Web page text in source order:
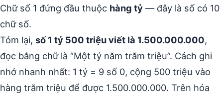
Chữ số 1 đứng đầu thuộc hàng tỷ — đây là số có 10
chữ số.
Tóm lại, số 1 tỷ 500 triệu viết là 1.500.000.000,
đọc bằng chữ là “Một tỷ năm trăm triệu”. Cách ghi
nhớ nhanh nhất: 1 tỷ = 9 số 0, cộng 500 triệu vào
hàng trăm triệu để được 1.500.000.000. Trên hóa